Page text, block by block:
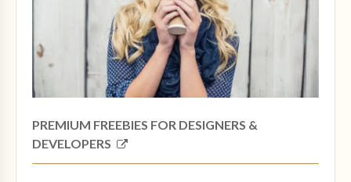
PREMIUM FREEBIES FOR DESIGNERS &
DEVELOPERS